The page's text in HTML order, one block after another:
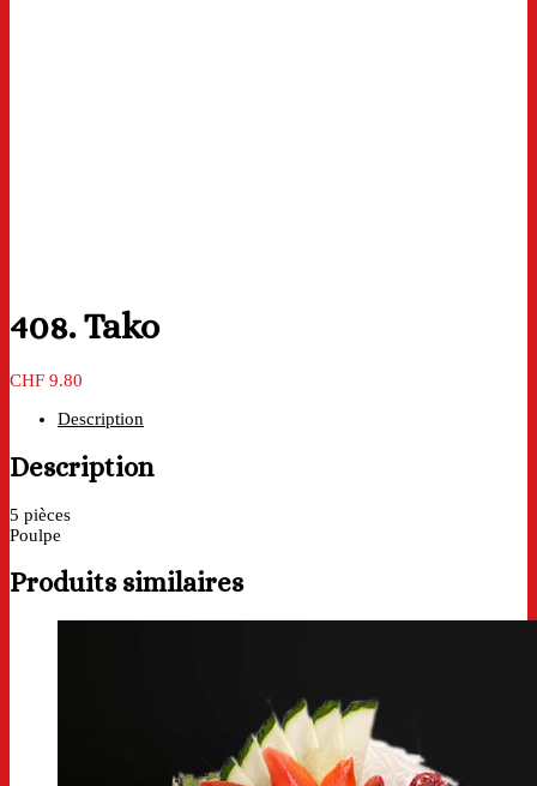
408. Tako
CHF 9.80
Description
Description
5 pièces
Poulpe
Produits similaires